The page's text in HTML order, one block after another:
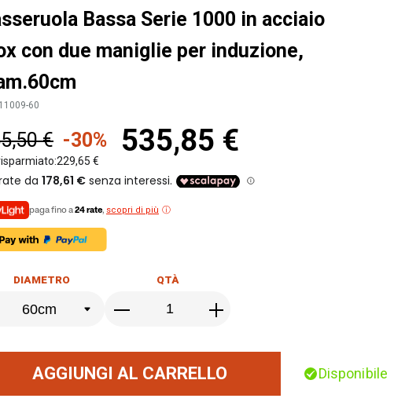
Bassa Serie 1000 in acciaio
con due maniglie per induzione,
60
535,85 €
€ -30%
229,65 €
paga fino a24 rate, scopri di più
DIAMETRO QTÀ
AGGIUNGI AL CARRELLO Disponibile